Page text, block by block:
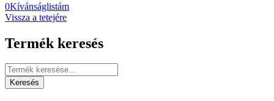
0Kívánságlistám
Vissza a tetejére
Termék keresés